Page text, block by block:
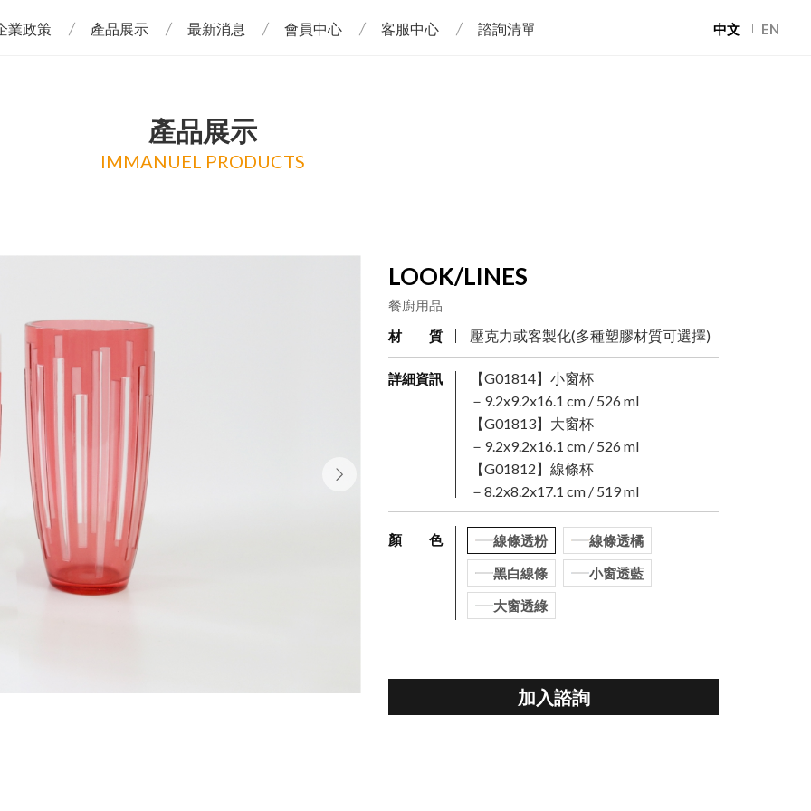
中文 EN
業政策 產品展示 最新消息 會員中心 客服中心 諮詢清單
產品展示
IMMANUEL PRODUCTS
LOOK/LINES
餐廚用品
材 質
壓克力或客製化(多種塑膠材質可選擇)
詳細資訊
【G01814】小窗杯
－9.2x9.2x16.1 cm / 526 ml
【G01813】大窗杯
－9.2x9.2x16.1 cm / 526 ml
【G01812】線條杯
－8.2x8.2x17.1 cm / 519 ml
顏 色 線條透粉
線條透橘
黑白線條
小窗透藍
大窗透綠
加入諮詢